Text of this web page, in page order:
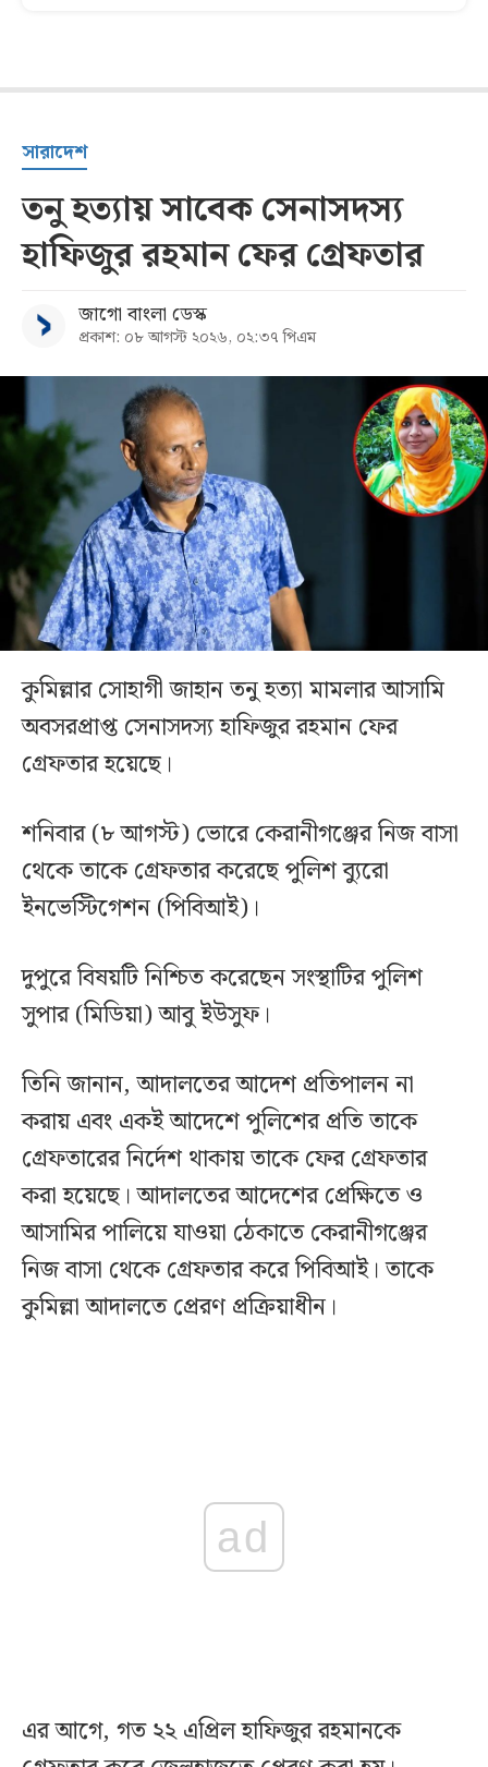
সারাদেশ
তনু হত্যায় সাবেক সেনাসদস্য
হাফিজুর রহমান ফের গ্রেফতার
জাগো বাংলা ডেস্ক
প্রকাশ: ০৮ আগস্ট ২০২৬, ০২:৩৭ পিএম
কুমিল্লার সোহাগী জাহান তনু হত্যা মামলার আসামি
অবসরপ্রাপ্ত সেনাসদস্য হাফিজুর রহমান ফের
গ্রেফতার হয়েছে।
শনিবার (৮ আগস্ট) ভোরে কেরানীগঞ্জের নিজ বাসা
থেকে তাকে গ্রেফতার করেছে পুলিশ ব্যুরো
ইনভেস্টিগেশন (পিবিআই)।
দুপুরে বিষয়টি নিশ্চিত করেছেন সংস্থাটির পুলিশ
সুপার (মিডিয়া) আবু ইউসুফ।
তিনি জানান, আদালতের আদেশ প্রতিপালন না
করায় এবং একই আদেশে পুলিশের প্রতি তাকে
গ্রেফতারের নির্দেশ থাকায় তাকে ফের গ্রেফতার
করা হয়েছে। আদালতের আদেশের প্রেক্ষিতে ও
আসামির পালিয়ে যাওয়া ঠেকাতে কেরানীগঞ্জের
নিজ বাসা থেকে গ্রেফতার করে পিবিআই। তাকে
কুমিল্লা আদালতে প্রেরণ প্রক্রিয়াধীন।
ad
এর আগে, গত ২২ এপ্রিল হাফিজুর রহমানকে